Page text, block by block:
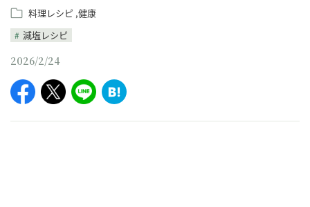
料理レシピ 健康
減塩レシピ
2026/2/24